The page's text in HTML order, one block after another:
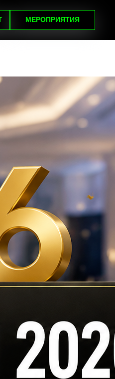
МЕРОПРИЯТИЯ